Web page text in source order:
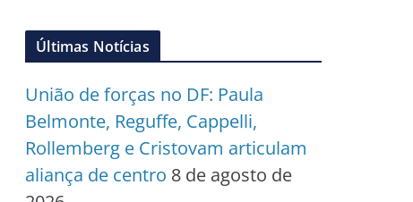
Últimas Notícias
União de forças no DF: Paula
Belmonte, Reguffe, Cappelli,
Rollemberg e Cristovam articulam
aliança de centro 8 de agosto de